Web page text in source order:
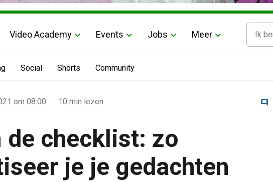
Video Academy Events Jobs Meer
Social Shorts Community
om 08:00 10 min lezen
de checklist: zo
je je gedachten